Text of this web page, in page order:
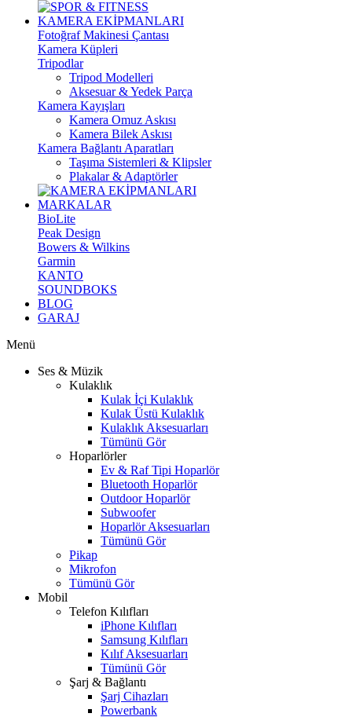
KAMERA EKİPMANLARI
Fotoğraf Makinesi Çantası
Kamera Küpleri
Tripodlar
Tripod Modelleri
Aksesuar & Yedek Parça
Kamera Kayışları
Kamera Omuz Askısı
Kamera Bilek Askısı
Kamera Bağlantı Aparatları
Taşıma Sistemleri & Klipsler
Plakalar & Adaptörler
MARKALAR
BioLite
Peak Design
Bowers & Wilkins
Garmin
KANTO
SOUNDBOKS
BLOG
GARAJ
Menü
Ses & Müzik
Kulaklık
Kulak İçi Kulaklık
Kulak Üstü Kulaklık
Kulaklık Aksesuarları
Tümünü Gör
Hoparlörler
Ev & Raf Tipi Hoparlör
Bluetooth Hoparlör
Outdoor Hoparlör
Subwoofer
Hoparlör Aksesuarları
Tümünü Gör
Pikap
Mikrofon
Tümünü Gör
Mobil
Telefon Kılıfları
iPhone Kılıfları
Samsung Kılıfları
Kılıf Aksesuarları
Tümünü Gör
Şarj & Bağlantı
Şarj Cihazları
Powerbank